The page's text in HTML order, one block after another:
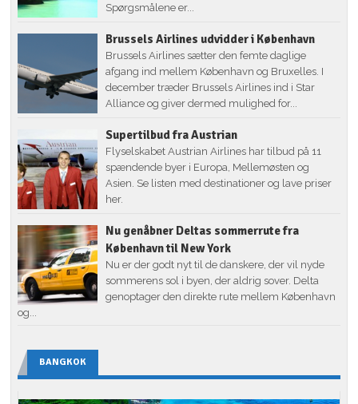
Spørgsmålene er...
Brussels Airlines udvidder i København
Brussels Airlines sætter den femte daglige
afgang ind mellem København og Bruxelles. I
december træder Brussels Airlines ind i Star
Alliance og giver dermed mulighed for...
Supertilbud fra Austrian
Flyselskabet Austrian Airlines har tilbud på 11
spændende byer i Europa, Mellemøsten og
Asien. Se listen med destinationer og lave priser
her.
Nu genåbner Deltas sommerrute fra
København til New York
Nu er der godt nyt til de danskere, der vil nyde
sommerens sol i byen, der aldrig sover. Delta
genoptager den direkte rute mellem København
og...
BANGKOK